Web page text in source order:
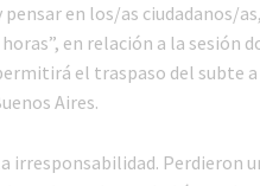
pensar en los/as ciudadanos/
en relación a la sesión
el traspaso del subte
Aires.
irresponsabilidad. Perdieron